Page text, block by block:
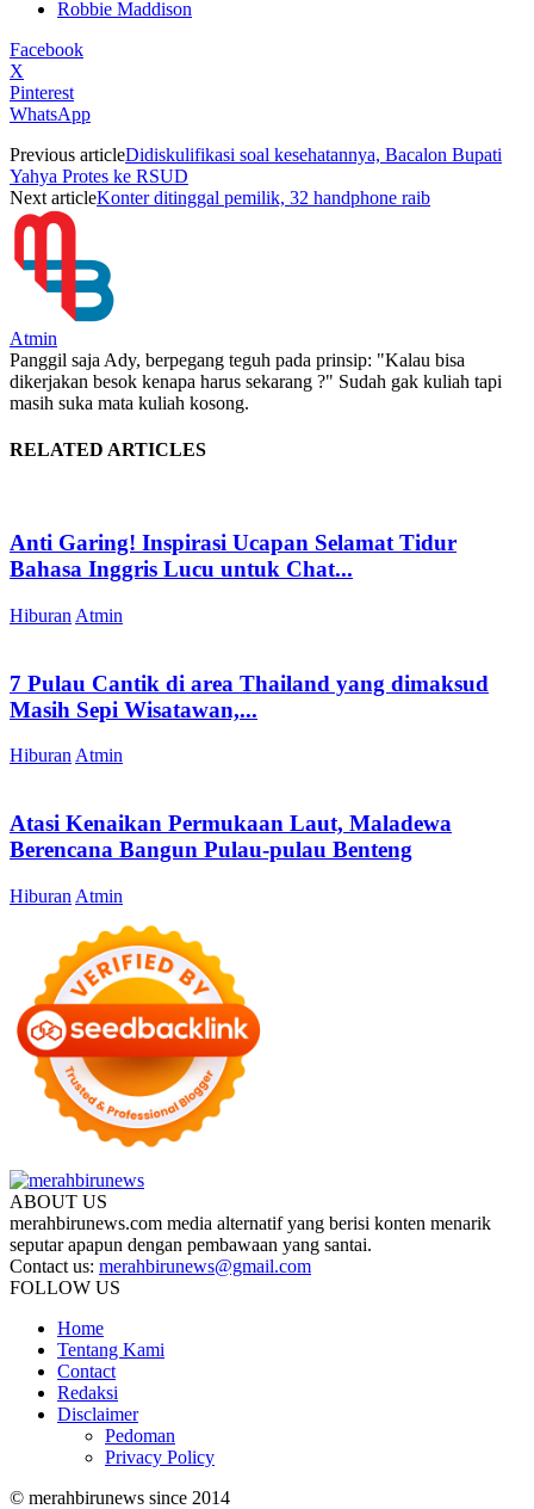
Robbie Maddison
Facebook
X
Pinterest
WhatsApp
Previous articleDidiskulifikasi soal kesehatannya, Bacalon Bupati
Yahya Protes ke RSUD
Next articleKonter ditinggal pemilik, 32 handphone raib
Atmin
Panggil saja Ady, berpegang teguh pada prinsip: "Kalau bisa
dikerjakan besok kenapa harus sekarang ?" Sudah gak kuliah tapi
masih suka mata kuliah kosong.
RELATED ARTICLES
Anti Garing! Inspirasi Ucapan Selamat Tidur
Bahasa Inggris Lucu untuk Chat...
Hiburan Atmin
7 Pulau Cantik di area Thailand yang dimaksud
Masih Sepi Wisatawan,...
Hiburan Atmin
Atasi Kenaikan Permukaan Laut, Maladewa
Berencana Bangun Pulau-pulau Benteng
Hiburan Atmin
ABOUT US
merahbirunews.com media alternatif yang berisi konten menarik
seputar apapun dengan pembawaan yang santai.
Contact us: merahbirunews@gmail.com
FOLLOW US
Home
Tentang Kami
Contact
Redaksi
Disclaimer
Pedoman
Privacy Policy
© merahbirunews since 2014